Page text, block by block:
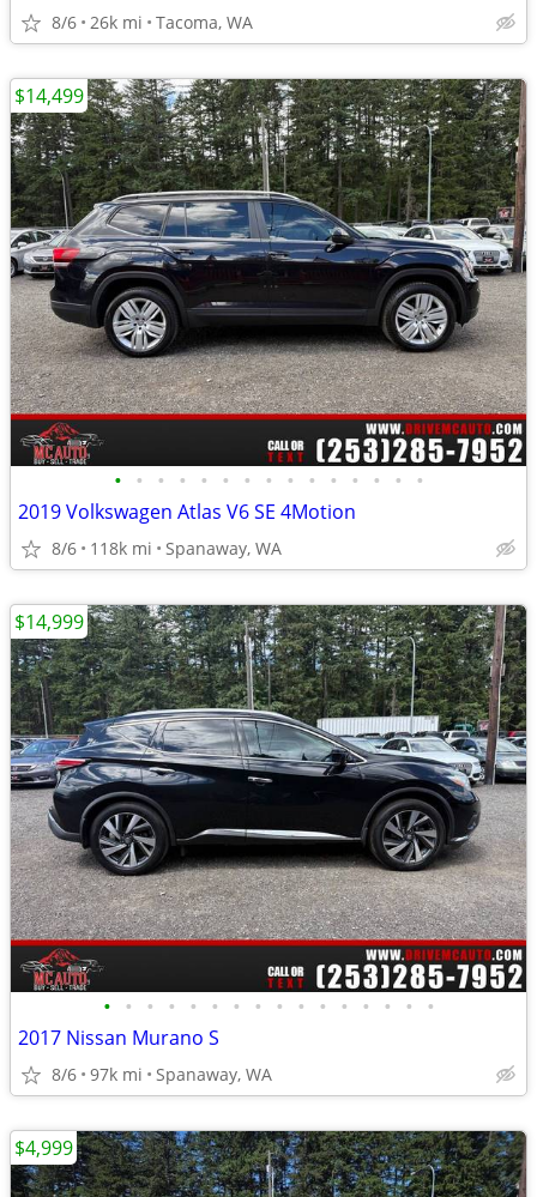
8/6 26k mi Tacoma, WA
• • • • • • • • • • • • • • •
2019 Volkswagen Atlas V6 SE 4Motion
8/6 118k mi Spanaway, WA
$14,499
• • • • • • • • • • • • • • • •
2017 Nissan Murano S
8/6 97k mi Spanaway, WA
$14,999
$4,999